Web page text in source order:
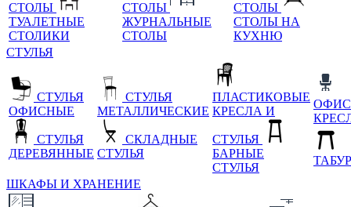
СТОЛЫ
ТУАЛЕТНЫЕ
СТОЛИКИ
СТОЛЫ
ЖУРНАЛЬНЫЕ
СТОЛЫ
СТОЛЫ
СТОЛЫ НА
КУХНЮ
СТУЛЬЯ
СТУЛЬЯ
ОФИСНЫЕ
СТУЛЬЯ
ДЕРЕВЯННЫЕ
СТУЛЬЯ
МЕТАЛЛИЧЕСКИЕ
СКЛАДНЫЕ
СТУЛЬЯ
ПЛАСТИКОВЫЕ
КРЕСЛА И
СТУЛЬЯ
БАРНЫЕ
СТУЛЬЯ
ШКАФЫ И ХРАНЕНИЕ